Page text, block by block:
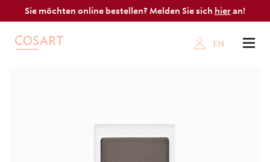
Sie möchten online bestellen? Melden Sie sich hieran!
EN